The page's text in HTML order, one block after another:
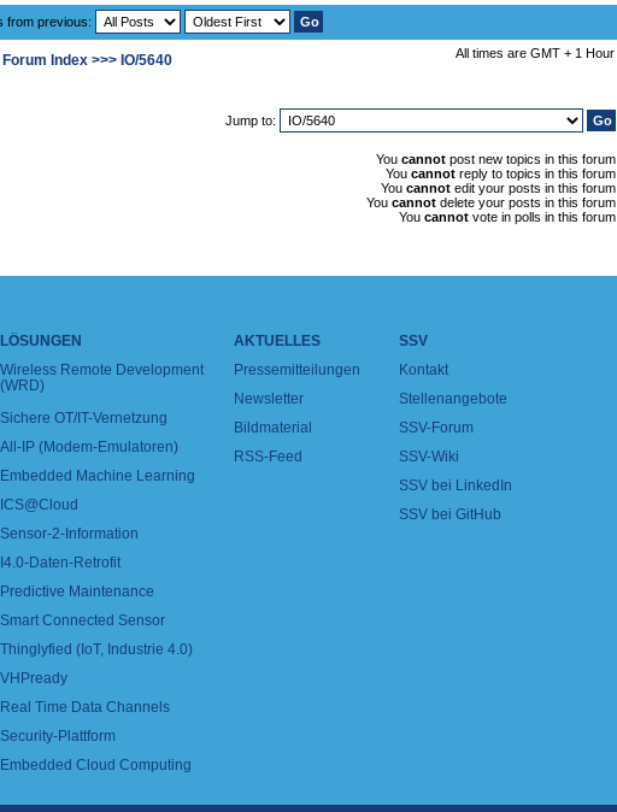
from previous:
Index>>> IO/5640 All times are GMT + 1 Hour
Jump to:
You cannotpost new topics in this forum
You cannotreply to topics in this forum
You cannotedit your posts in this forum
You cannotdelete your posts in this forum
You cannotvote in polls in this forum
LÖSUNGEN
Wireless Remote Development
(WRD)
Sichere OT/IT-Vernetzung
All-IP (Modem-Emulatoren)
Embedded Machine Learning
ICS@Cloud
Sensor-2-Information
I4.0-Daten-Retrofit
Predictive Maintenance
Smart Connected Sensor
Thinglyfied (IoT, Industrie 4.0)
VHPready
Real Time Data Channels
Security-Plattform
Embedded Cloud Computing
AKTUELLES
Pressemitteilungen
Newsletter
Bildmaterial
RSS-Feed
SSV
Kontakt
Stellenangebote
SSV-Forum
SSV-Wiki
SSV bei LinkedIn
SSV bei GitHub